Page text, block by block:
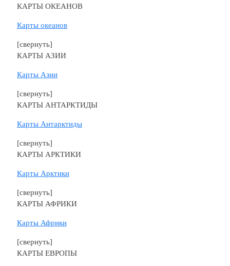
КАРТЫ ОКЕАНОВ
Карты океанов
[свернуть]
КАРТЫ АЗИИ
Карты Азии
[свернуть]
КАРТЫ АНТАРКТИДЫ
Карты Антарктиды
[свернуть]
КАРТЫ АРКТИКИ
Карты Арктики
[свернуть]
КАРТЫ АФРИКИ
Карты Африки
[свернуть]
КАРТЫ ЕВРОПЫ